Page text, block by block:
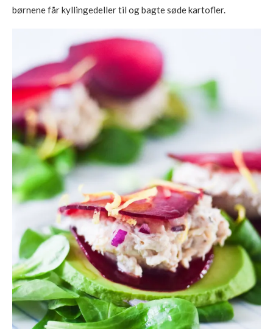
børnene får kyllingedeller til og bagte søde kartofler.